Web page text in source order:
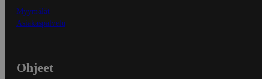
Myymälät
Asiakaspalvelu
Ohjeet